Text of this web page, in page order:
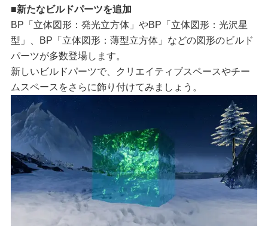
■新たなビルドパーツを追加
BP「立体図形：発光立方体」やBP「立体図形：光沢星
型」、BP「立体図形：薄型立方体」などの図形のビルド
パーツが多数登場します。
新しいビルドパーツで、クリエイティブスペースやチー
ムスペースをさらに飾り付けてみましょう。